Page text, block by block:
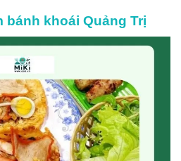
bánh khoái Quảng Trị